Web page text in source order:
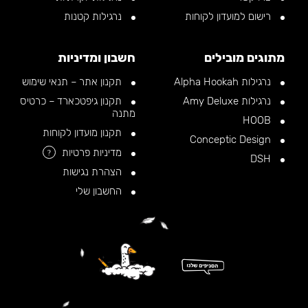
רישום למועדון לקוחות
נרגילות קטנות
מתוגים מובילים
נרגילות Alpha Hookah
נרגילות Amy Deluxe
חשבון ומדיניות
תקנון אתר – תנאי שימוש
תקנון גיפטכארד – כרטיס
מתנה
תקנון מועדון לקוחות
מדיניות פרטיות
?
הצהרת נגישות
החשבון שלי